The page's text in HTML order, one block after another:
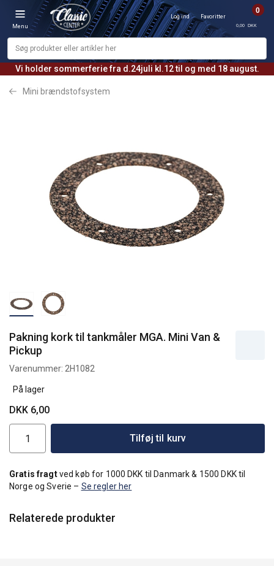
Vi holder sommerferie fra d.24juli kl.12 til og med 18 august.
Menu
Log ind Favoritter
0
0,00 DKK
Mini brændstofsystem
Pakning kork til tankmåler MGA. Mini Van &
Pickup
Varenummer: 2H1082
På lager
DKK 6,00
Tilføj til kurv
Gratis fragtved køb for 1000 DKK til Danmark & 1500 DKK til
Norge og Sverie – Se regler her
Relaterede produkter